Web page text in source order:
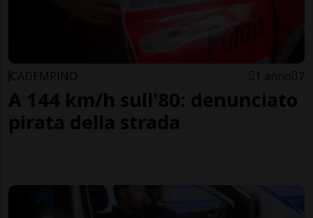
CADEMPINO 1 anno 7
A 144 km/h sull'80: denunciato
pirata della strada